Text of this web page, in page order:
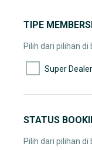
TIPE
Pilih dari pilihan di
Super Dealer
STATUS
Pilih dari pilihan di